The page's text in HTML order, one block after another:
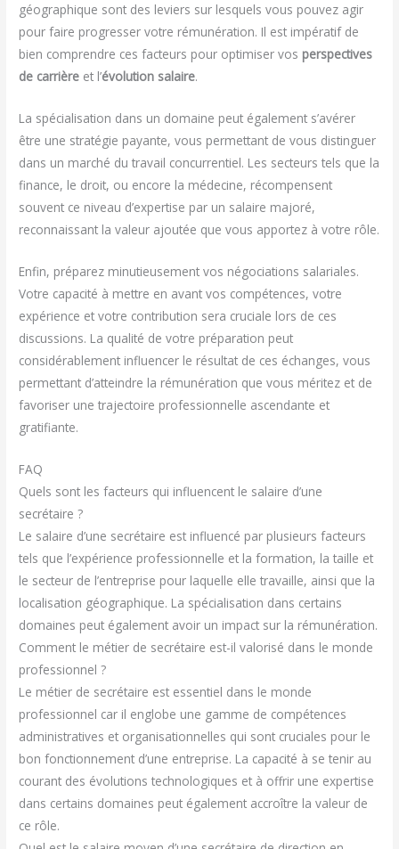
géographique sont des leviers sur lesquels vous pouvez agir
pour faire progresser votre rémunération. Il est impératif de
bien comprendre ces facteurs pour optimiser vos perspectives
de carrière et l’évolution salaire.
La spécialisation dans un domaine peut également s’avérer
être une stratégie payante, vous permettant de vous distinguer
dans un marché du travail concurrentiel. Les secteurs tels que la
finance, le droit, ou encore la médecine, récompensent
souvent ce niveau d’expertise par un salaire majoré,
reconnaissant la valeur ajoutée que vous apportez à votre rôle.
Enfin, préparez minutieusement vos négociations salariales.
Votre capacité à mettre en avant vos compétences, votre
expérience et votre contribution sera cruciale lors de ces
discussions. La qualité de votre préparation peut
considérablement influencer le résultat de ces échanges, vous
permettant d’atteindre la rémunération que vous méritez et de
favoriser une trajectoire professionnelle ascendante et
gratifiante.
FAQ
Quels sont les facteurs qui influencent le salaire d’une
secrétaire ?
Le salaire d’une secrétaire est influencé par plusieurs facteurs
tels que l’expérience professionnelle et la formation, la taille et
le secteur de l’entreprise pour laquelle elle travaille, ainsi que la
localisation géographique. La spécialisation dans certains
domaines peut également avoir un impact sur la rémunération.
Comment le métier de secrétaire est-il valorisé dans le monde
professionnel ?
Le métier de secrétaire est essentiel dans le monde
professionnel car il englobe une gamme de compétences
administratives et organisationnelles qui sont cruciales pour le
bon fonctionnement d’une entreprise. La capacité à se tenir au
courant des évolutions technologiques et à offrir une expertise
dans certains domaines peut également accroître la valeur de
ce rôle.